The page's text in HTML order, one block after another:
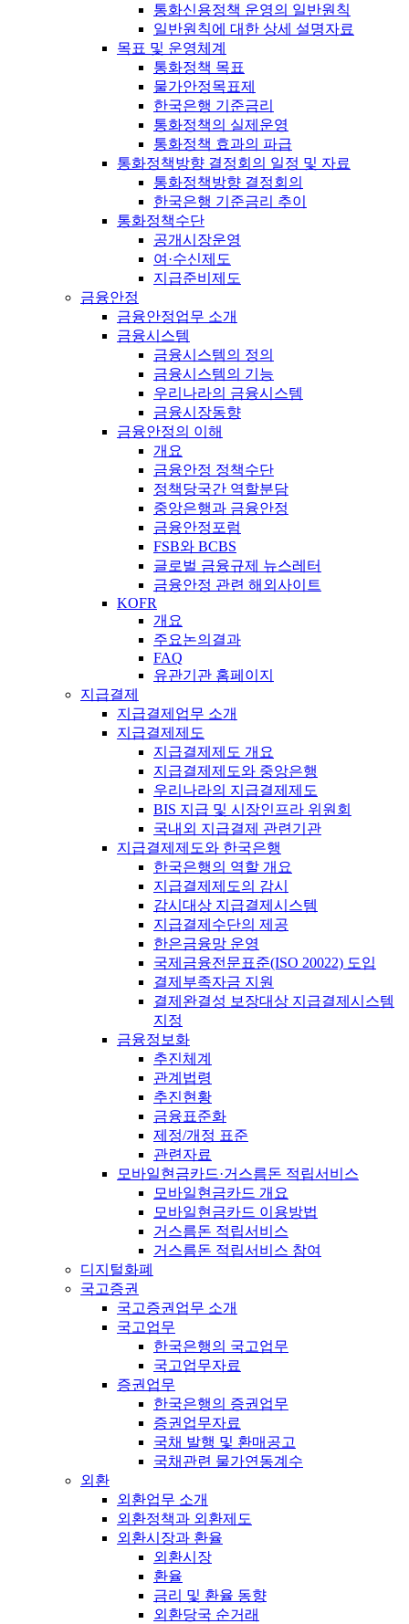
통화신용정책 운영의 일반원칙
일반원칙에 대한 상세 설명자료
목표 및 운영체계
통화정책 목표
물가안정목표제
한국은행 기준금리
통화정책의 실제운영
통화정책 효과의 파급
통화정책방향 결정회의 일정 및 자료
통화정책방향 결정회의
한국은행 기준금리 추이
통화정책수단
공개시장운영
여·수신제도
지급준비제도
금융안정
금융안정업무 소개
금융시스템
금융시스템의 정의
금융시스템의 기능
우리나라의 금융시스템
금융시장동향
금융안정의 이해
개요
금융안정 정책수단
정책당국간 역할분담
중앙은행과 금융안정
금융안정포럼
FSB와 BCBS
글로벌 금융규제 뉴스레터
금융안정 관련 해외사이트
KOFR
개요
주요논의결과
FAQ
유관기관 홈페이지
지급결제
지급결제업무 소개
지급결제제도
지급결제제도 개요
지급결제제도와 중앙은행
우리나라의 지급결제제도
BIS 지급 및 시장인프라 위원회
국내외 지급결제 관련기관
지급결제제도와 한국은행
한국은행의 역할 개요
지급결제제도의 감시
감시대상 지급결제시스템
지급결제수단의 제공
한은금융망 운영
국제금융전문표준(ISO 20022) 도입
결제부족자금 지원
결제완결성 보장대상 지급결제시스템
지정
금융정보화
추진체계
관계법령
추진현황
금융표준화
제정/개정 표준
관련자료
모바일현금카드·거스름돈 적립서비스
모바일현금카드 개요
모바일현금카드 이용방법
거스름돈 적립서비스
거스름돈 적립서비스 참여
디지털화폐
국고증권
국고증권업무 소개
국고업무
한국은행의 국고업무
국고업무자료
증권업무
한국은행의 증권업무
증권업무자료
국채 발행 및 환매공고
국채관련 물가연동계수
외환
외환업무 소개
외환정책과 외환제도
외환시장과 환율
외환시장
환율
금리 및 환율 동향
외환당국 순거래